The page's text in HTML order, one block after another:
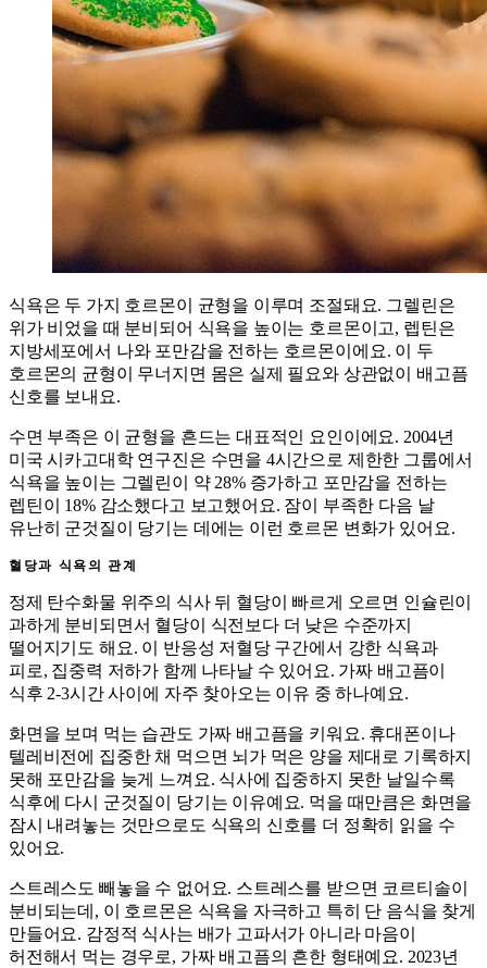
식욕은 두 가지 호르몬이 균형을 이루며 조절돼요. 그렐린은
위가 비었을 때 분비되어 식욕을 높이는 호르몬이고, 렙틴은
지방세포에서 나와 포만감을 전하는 호르몬이에요. 이 두
호르몬의 균형이 무너지면 몸은 실제 필요와 상관없이 배고픔
신호를 보내요.
수면 부족은 이 균형을 흔드는 대표적인 요인이에요. 2004년
미국 시카고대학 연구진은 수면을 4시간으로 제한한 그룹에서
식욕을 높이는 그렐린이 약 28% 증가하고 포만감을 전하는
렙틴이 18% 감소했다고 보고했어요. 잠이 부족한 다음 날
유난히 군것질이 당기는 데에는 이런 호르몬 변화가 있어요.
혈당과 식욕의 관계
정제 탄수화물 위주의 식사 뒤 혈당이 빠르게 오르면 인슐린이
과하게 분비되면서 혈당이 식전보다 더 낮은 수준까지
떨어지기도 해요. 이 반응성 저혈당 구간에서 강한 식욕과
피로, 집중력 저하가 함께 나타날 수 있어요. 가짜 배고픔이
식후 2-3시간 사이에 자주 찾아오는 이유 중 하나예요.
화면을 보며 먹는 습관도 가짜 배고픔을 키워요. 휴대폰이나
텔레비전에 집중한 채 먹으면 뇌가 먹은 양을 제대로 기록하지
못해 포만감을 늦게 느껴요. 식사에 집중하지 못한 날일수록
식후에 다시 군것질이 당기는 이유예요. 먹을 때만큼은 화면을
잠시 내려놓는 것만으로도 식욕의 신호를 더 정확히 읽을 수
있어요.
스트레스도 빼놓을 수 없어요. 스트레스를 받으면 코르티솔이
분비되는데, 이 호르몬은 식욕을 자극하고 특히 단 음식을 찾게
만들어요. 감정적 식사는 배가 고파서가 아니라 마음이
허전해서 먹는 경우로, 가짜 배고픔의 흔한 형태예요. 2023년